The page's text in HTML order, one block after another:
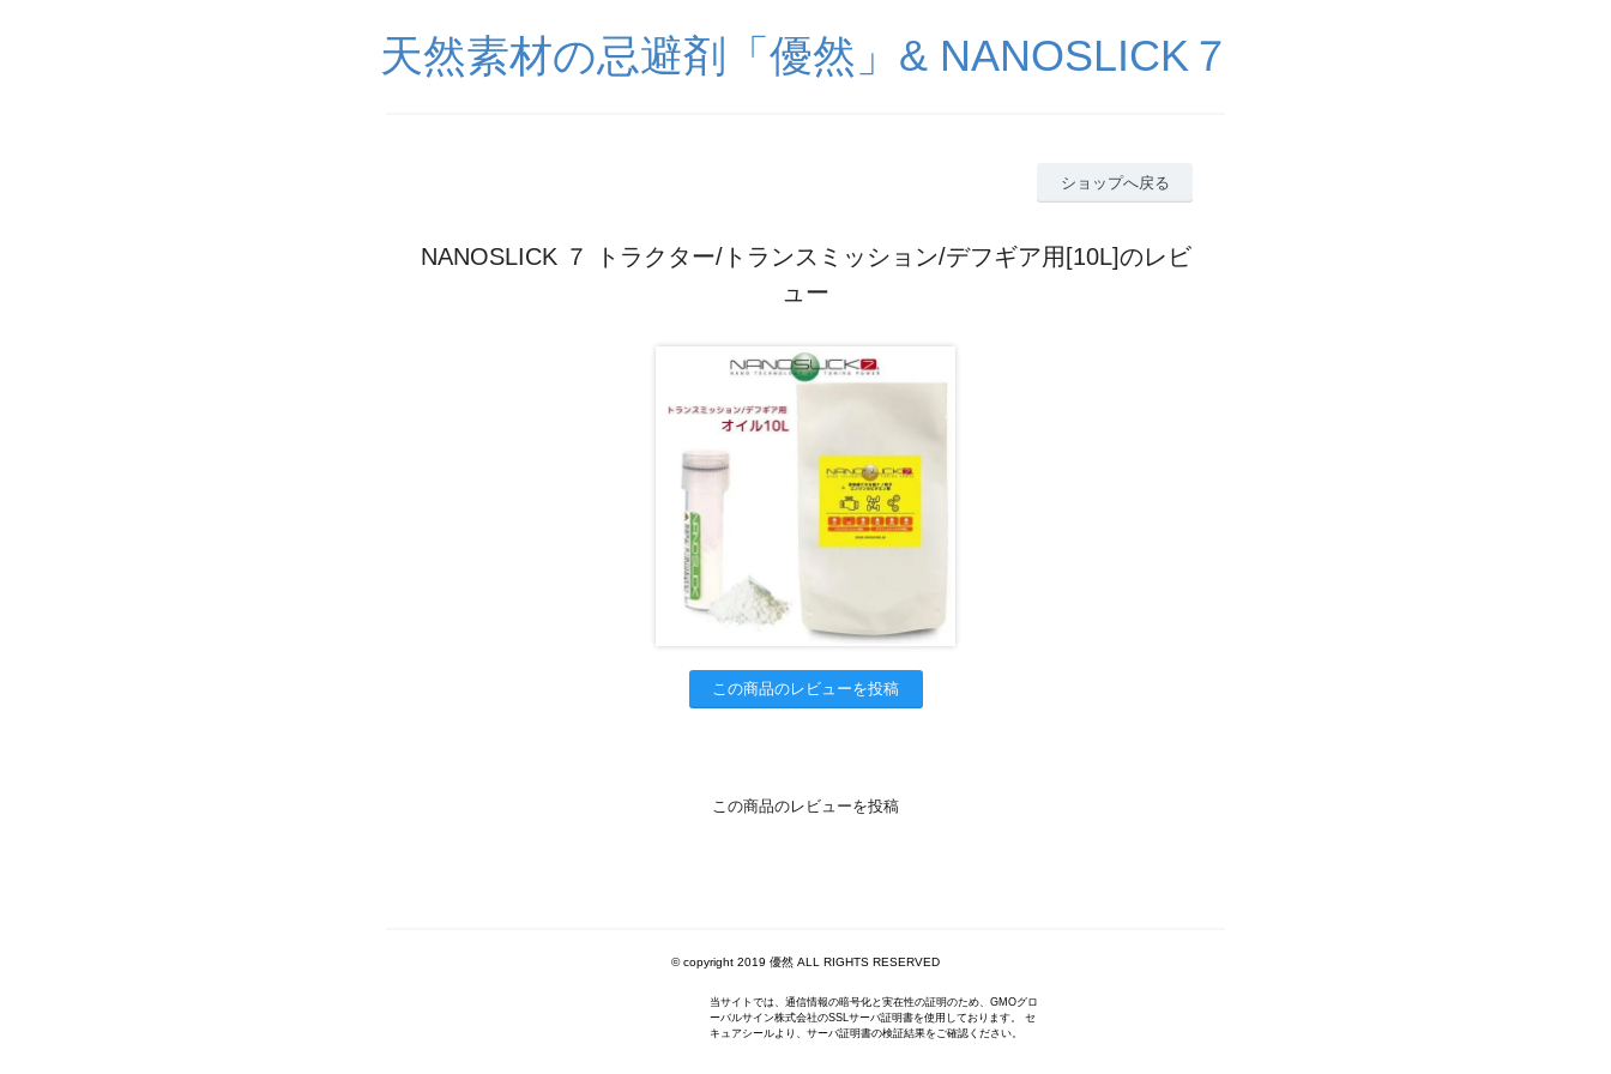
天然素材の忌避剤「優然」& NANOSLICK７
ショップへ戻る
NANOSLICK ７ トラクター/トランスミッション/デフギア用[10L]のレビ
ュー
この商品のレビューを投稿
この商品のレビューを投稿
© copyright 2019 優然 ALL RIGHTS RESERVED
当サイトでは、通信情報の暗号化と実在性の証明のため、GMOグロ
ーバルサイン株式会社のSSLサーバ証明書を使用しております。 セ
キュアシールより、サーバ証明書の検証結果をご確認ください。